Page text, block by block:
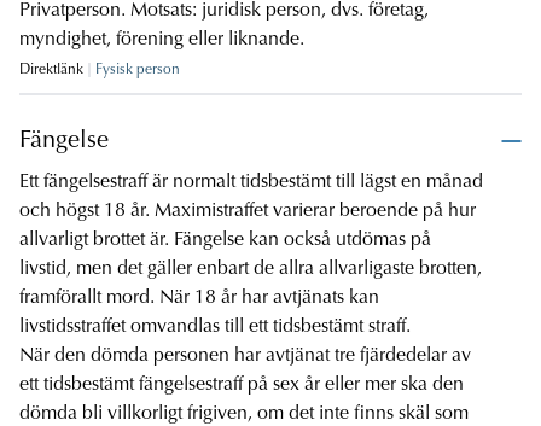
Privatperson. Motsats: juridisk person, dvs. företag,
myndighet, förening eller liknande.
Direktlänk Fysisk person
Fängelse
Ett fängelsestraff är normalt tidsbestämt till lägst en månad
och högst 18 år. Maximistraffet varierar beroende på hur
allvarligt brottet är. Fängelse kan också utdömas på
livstid, men det gäller enbart de allra allvarligaste brotten,
framförallt mord. När 18 år har avtjänats kan
livstidsstraffet omvandlas till ett tidsbestämt straff.
När den dömda personen har avtjänat tre fjärdedelar av
ett tidsbestämt fängelsestraff på sex år eller mer ska den
dömda bli villkorligt frigiven, om det inte finns skäl som